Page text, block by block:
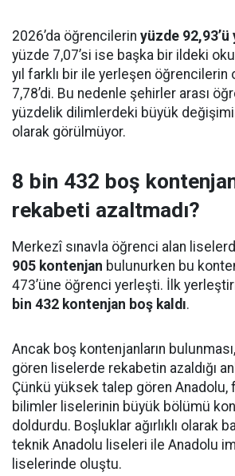
2026’da öğrencilerin yüzde 92,93’ü
yüzde 7,07’si ise başka bir ildeki
yıl farklı bir ile yerleşen öğrencilerin
7,78’di. Bu nedenle şehirler arası
yüzdelik dilimlerdeki büyük
olarak görülmüyor.
8 bin 432 boş
rekabeti azaltmadı?
Merkezî sınavla öğrenci alan
905 kontenjan bulunurken bu
473’üne öğrenci yerleşti. İlk
bin 432 kontenjan boş kaldı.
Ancak boş kontenjanların
gören liselerde rekabetin azaldığı
Çünkü yüksek talep gören Anadolu,
bilimler liselerinin büyük bölümü
doldurdu. Boşluklar ağırlıklı olarak
teknik Anadolu liseleri ile Anadolu
liselerinde oluştu.